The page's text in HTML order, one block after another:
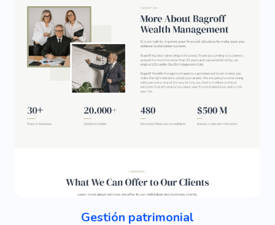
Gestión patrimonial